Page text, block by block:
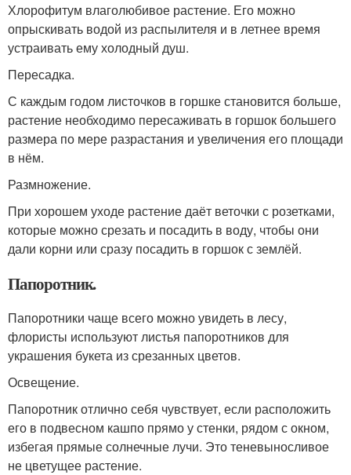
Хлорофитум влаголюбивое растение. Его можно
опрыскивать водой из распылителя и в летнее время
устраивать ему холодный душ.
Пересадка.
С каждым годом листочков в горшке становится больше,
растение необходимо пересаживать в горшок большего
размера по мере разрастания и увеличения его площади
в нём.
Размножение.
При хорошем уходе растение даёт веточки с розетками,
которые можно срезать и посадить в воду, чтобы они
дали корни или сразу посадить в горшок с землёй.
Папоротник.
Папоротники чаще всего можно увидеть в лесу,
флористы используют листья папоротников для
украшения букета из срезанных цветов.
Освещение.
Папоротник отлично себя чувствует, если расположить
его в подвесном кашпо прямо у стенки, рядом с окном,
избегая прямые солнечные лучи. Это теневыносливое
не цветущее растение.